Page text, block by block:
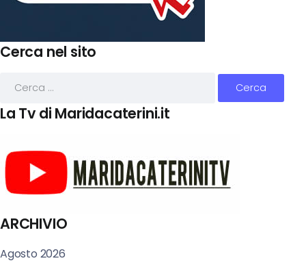
Cerca nel sito
La Tv di Maridacaterini.it
ARCHIVIO
Agosto 2026